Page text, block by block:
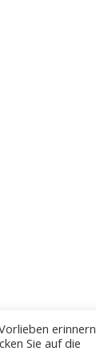
erinnern
Sie auf die